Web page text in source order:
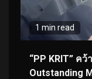
1 min read
“PP KRIT” ค
Outstanding